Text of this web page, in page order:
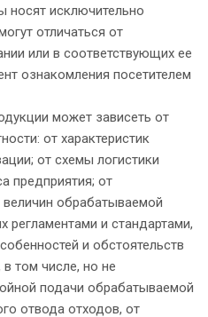
носят исключительно
отличаться от
или в соответствующих ее
ознакомления посетителем
может зависеть от
от характеристик
от схемы логистики
предприятия; от
обрабатываемой
регламентами и стандартами,
и обстоятельств
в том числе, но не
подачи обрабатываемой
отвода отходов, от